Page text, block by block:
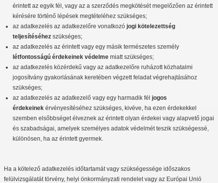
érintett az egyik fél, vagy az a szerződés megkötését megelőzően az érintett
kérésére történő lépések megtételéhez szükséges;
az adatkezelés az adatkezelőre vonatkozó jogi kötelezettség
teljesítéséhez szükséges;
az adatkezelés az érintett vagy egy másik természetes személy
létfontosságú érdekeinek védelme miatt szükséges;
az adatkezelés közérdekű vagy az adatkezelőre ruházott közhatalmi
jogosítvány gyakorlásának keretében végzett feladat végrehajtásához
szükséges;
az adatkezelés az adatkezelő vagy egy harmadik fél jogos
érdekeinek érvényesítéséhez szükséges, kivéve, ha ezen érdekekkel
szemben elsőbbséget élveznek az érintett olyan érdekei vagy alapvető jogai
és szabadságai, amelyek személyes adatok védelmét teszik szükségessé,
különösen, ha az érintett gyermek.
Ha a kötelező adatkezelés időtartamát vagy szükségessége időszakos
felülvizsgálatát törvény, helyi önkormányzati rendelet vagy az Európai Unió